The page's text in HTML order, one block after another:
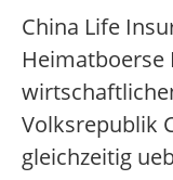
China Life
Heimatboerse
Volksrepublik
gleichzeitig